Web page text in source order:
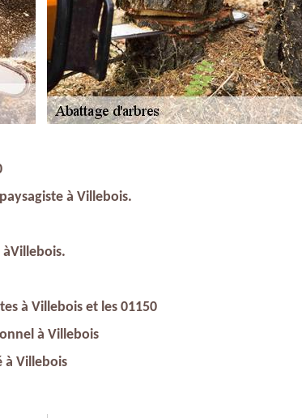
à Villebois.
à Villebois et les 01150
à Villebois
à Villebois